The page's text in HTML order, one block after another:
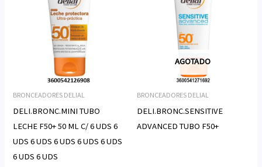
BRONCEADORES DELIAL
DELI.BRONC.MINI TUBO
LECHE F50+ 50 ML C/ 6 UDS 6
UDS 6 UDS 6 UDS 6 UDS 6 UDS
6 UDS 6 UDS
AGOTADO
BRONCEADORES DELIAL
DELI.BRONC.SENSITIVE
ADVANCED TUBO F50+